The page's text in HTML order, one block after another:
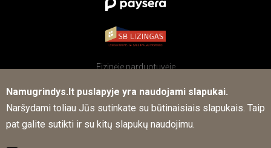
Fizinėje parduotuvėje
Sekite mūsų naujienas socialiniuose tinkluose
Namugrindys.lt puslapyje yra naudojami slapukai.
Naršydami toliau Jūs sutinkate su būtinaisiais slapukais. Taip
pat galite sutikti ir su kitų slapukų naudojimu.